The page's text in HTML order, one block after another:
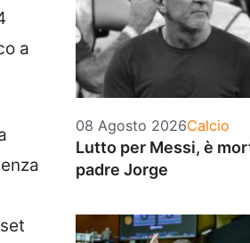
a
08 Agosto 2026Categorie
Calcio
Lutto per Messi, è
padre Jorge